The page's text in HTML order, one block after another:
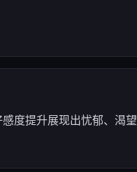
度提升展现出忧郁、渴望